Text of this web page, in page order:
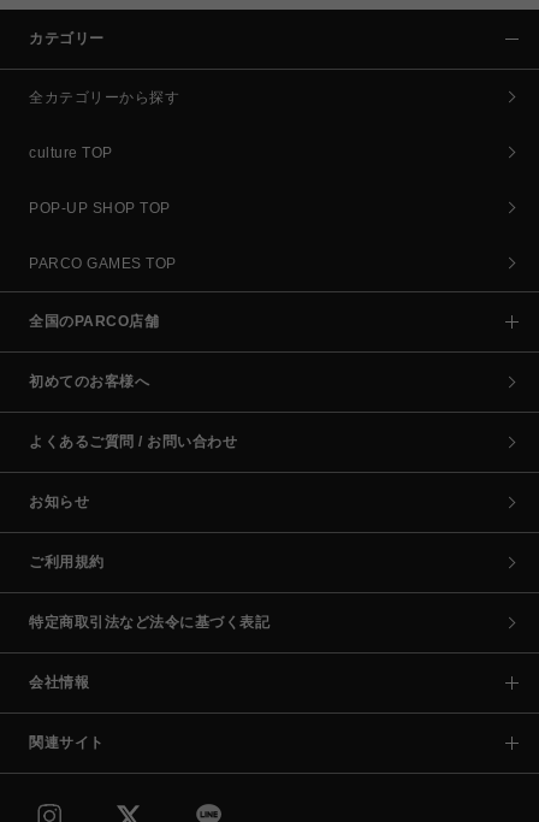
カテゴリー
全カテゴリーから探す
culture TOP
POP-UP SHOP TOP
PARCO GAMES TOP
全国のPARCO店舗
初めてのお客様へ
よくあるご質問 / お問い合わせ
お知らせ
ご利用規約
特定商取引法など法令に基づく表記
会社情報
関連サイト